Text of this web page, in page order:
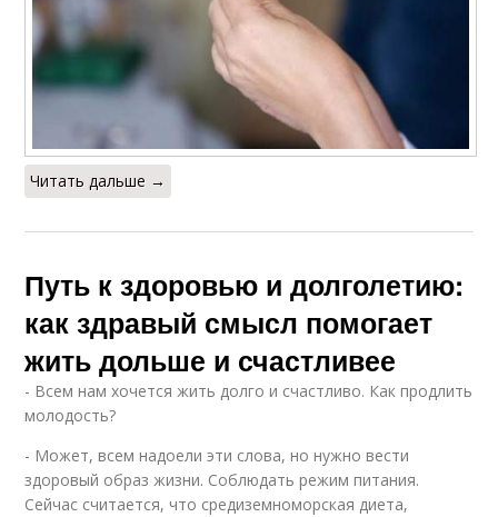
Читать дальше →
Путь к здоровью и долголетию:
как здравый смысл помогает
жить дольше и счастливее
- Всем нам хочется жить долго и счастливо. Как продлить
молодость?
- Может, всем надоели эти слова, но нужно вести
здоровый образ жизни. Соблюдать режим питания.
Сейчас считается, что средиземноморская диета,